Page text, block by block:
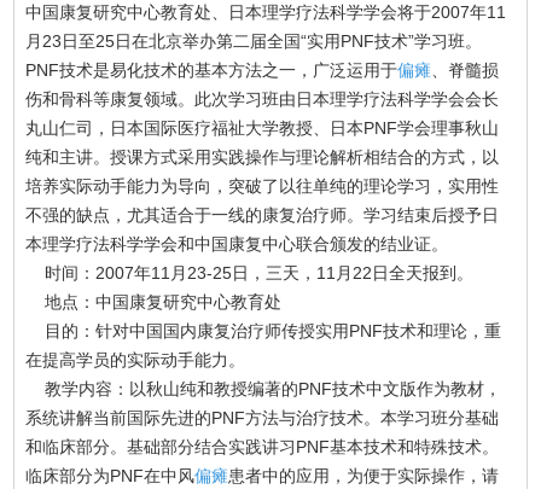
中国康复研究中心教育处、日本理学疗法科学学会将于2007年11
月23日至25日在北京举办第二届全国“实用PNF技术”学习班。
PNF技术是易化技术的基本方法之一，广泛运用于偏瘫 、脊髓损
伤和骨科等康复领域。此次学习班由日本理学疗法科学学会会长
丸山仁司，日本国际医疗福祉大学教授、日本PNF学会理事秋山
纯和主讲。授课方式采用实践操作与理论解析相结合的方式，以
培养实际动手能力为导向，突破了以往单纯的理论学习，实用性
不强的缺点，尤其适合于一线的康复治疗师。学习结束后授予日
本理学疗法科学学会和中国康复中心联合颁发的结业证。
时间：2007年11月23-25日，三天，11月22日全天报到。
地点：中国康复研究中心教育处
目的：针对中国国内康复治疗师传授实用PNF技术和理论，重
在提高学员的实际动手能力。
教学内容：以秋山纯和教授编著的PNF技术中文版作为教材，
系统讲解当前国际先进的PNF方法与治疗技术。本学习班分基础
和临床部分。基础部分结合实践讲习PNF基本技术和特殊技术。
临床部分为PNF在中风偏瘫患者中的应用，为便于实际操作，请